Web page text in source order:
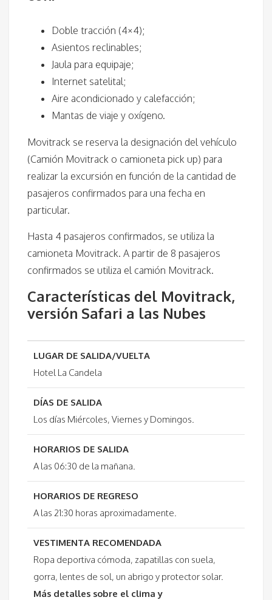
Doble tracción (4×4);
Asientos reclinables;
Jaula para equipaje;
Internet satelital;
Aire acondicionado y calefacción;
Mantas de viaje y oxígeno.
Movitrack se reserva la designación del vehículo
(Camión Movitrack o camioneta pick up) para
realizar la excursión en función de la cantidad de
pasajeros confirmados para una fecha en
particular.
Hasta 4 pasajeros confirmados, se utiliza la
camioneta Movitrack. A partir de 8 pasajeros
confirmados se utiliza el camión Movitrack.
Características del Movitrack,
versión Safari a las Nubes
LUGAR DE SALIDA/VUELTA
Hotel La Candela
DÍAS DE SALIDA
Los días Miércoles, Viernes y Domingos.
HORARIOS DE SALIDA
A las 06:30 de la mañana.
HORARIOS DE REGRESO
A las 21:30 horas aproximadamente.
VESTIMENTA RECOMENDADA
Ropa deportiva cómoda, zapatillas con suela,
gorra, lentes de sol, un abrigo y protector solar.
Más detalles sobre el clima y